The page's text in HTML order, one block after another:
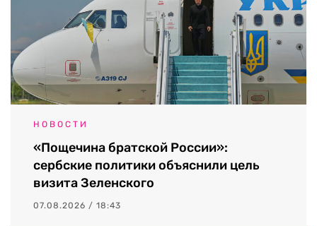
НОВОСТИ
«Пощечина братской России»:
сербские политики объяснили цель
визита Зеленского
07.08.2026 / 18:43